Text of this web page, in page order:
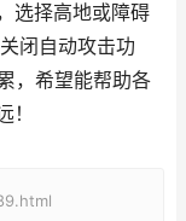
选择高地或障碍
闭自动攻击功
，希望能帮助各